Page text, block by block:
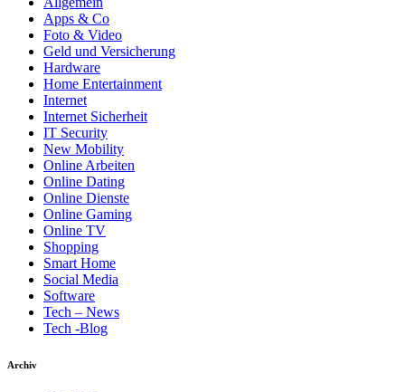
Apps & Co
Foto & Video
Geld und Versicherung
Hardware
Home Entertainment
Internet
Internet Sicherheit
IT Security
New Mobility
Online Arbeiten
Online Dating
Online Dienste
Online Gaming
Online TV
Shopping
Smart Home
Social Media
Software
Tech – News
Tech -Blog
Archiv